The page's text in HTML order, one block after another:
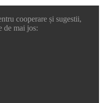
cooperare și sugestii,
de mai jos: